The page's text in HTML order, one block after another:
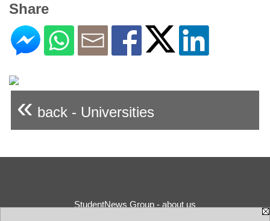
Share
« back - Universities
StudentNews Group - about us